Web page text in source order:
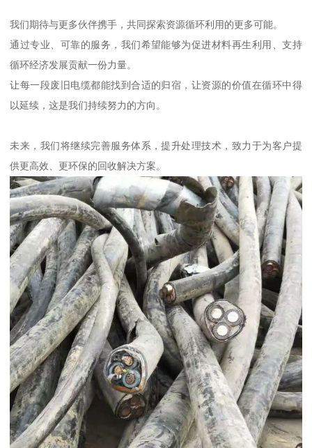
我们期待与更多伙伴携手，共同探索资源循环利用的更多可能。
通过专业、可靠的服务，我们希望能够为促进材料再生利用、支持
循环经济发展贡献一份力量。
让每一段废旧电缆都能找到合适的归宿，让资源的价值在循环中得
以延续，这是我们持续努力的方向。
未来，我们将继续完善服务体系，提升处理技术，致力于为客户提
供更高效、更环保的回收解决方案。